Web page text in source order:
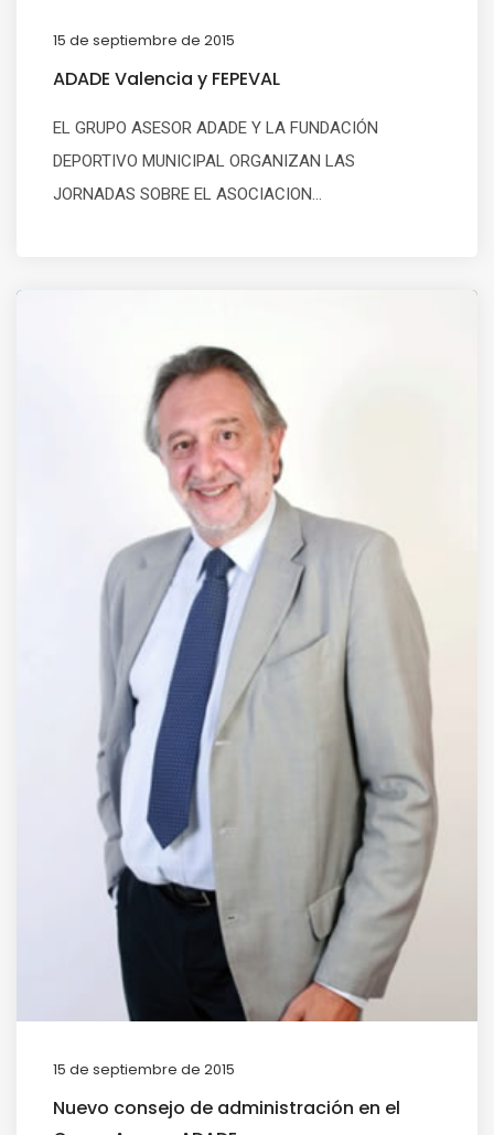
15 de septiembre de 2015
ADADE Valencia y FEPEVAL
EL GRUPO ASESOR ADADE Y LA FUNDACIÓN
DEPORTIVO MUNICIPAL ORGANIZAN LAS
JORNADAS SOBRE EL ASOCIACION...
15 de septiembre de 2015
Nuevo consejo de administración en el